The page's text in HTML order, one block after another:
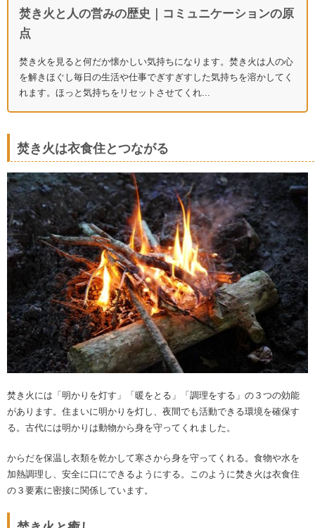
焚き火と人の営みの歴史｜コミュニケーションの原
点
焚き火を見ると何だか懐かしい気持ちになります。焚き火は人の心
を解きほぐし毎日の生活や仕事でぎすぎすした気持ちを溶かしてく
れます。ほっと気持ちをリセットさせてくれ...
焚き火は衣食住とつながる
焚き火には「明かりを灯す」「暖をとる」「調理をする」の３つの効能
があります。住まいに明かりを灯し、夜間でも活動できる環境を確保す
る。古代には明かりは動物から身を守ってくれました。
からだを保温し衣類を乾かして寒さから身を守ってくれる。食物や水を
加熱調理し、安全に口にできるようにする。このように焚き火は衣食住
の３要素に密接に関係しています。